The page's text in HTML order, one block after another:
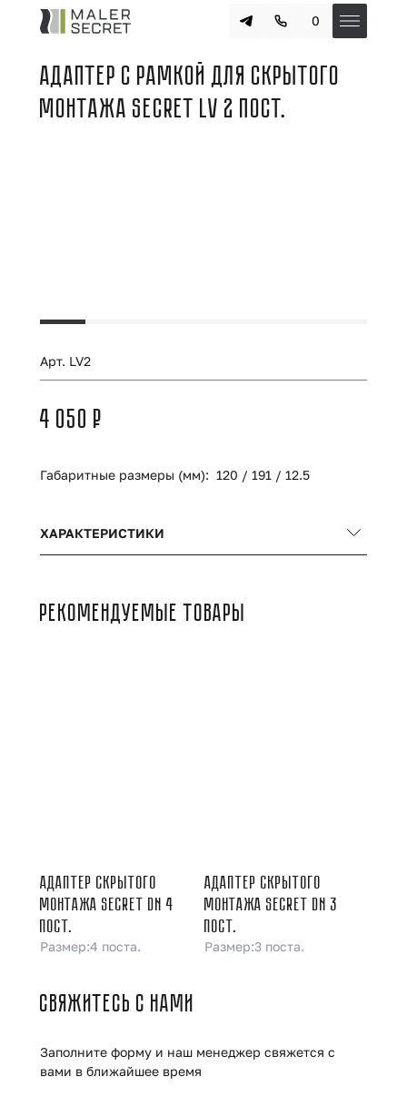
0
АДАПТЕР С РАМКОЙ ДЛЯ СКРЫТОГО
МОНТАЖА SECRET LV 2 ПОСТ.
Арт. LV2
4 050 ₽
Габаритные размеры (мм): 120 / 191 / 12.5
ХАРАКТЕРИСТИКИ
Количество постов:
2
РЕКОМЕНДУЕМЫЕ ТОВАРЫ
АДАПТЕР СКРЫТОГО
МОНТАЖА SECRET DN 4
ПОСТ.
Размер:4 поста.
АДАПТЕР СКРЫТОГО
МОНТАЖА SECRET DN 3
ПОСТ.
Размер:3 поста.
СВЯЖИТЕСЬ С НАМИ
Заполните форму и наш менеджер свяжется с
вами в ближайшее время